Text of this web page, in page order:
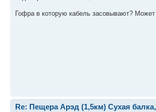
Гофра в которую кабель засовывают?
Re: Пещера Арэд (1,5км) Сухая